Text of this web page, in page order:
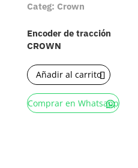
Categ: Crown
Encoder de tracción
CROWN
Añadir al carrito
Comprar en Whatsapp